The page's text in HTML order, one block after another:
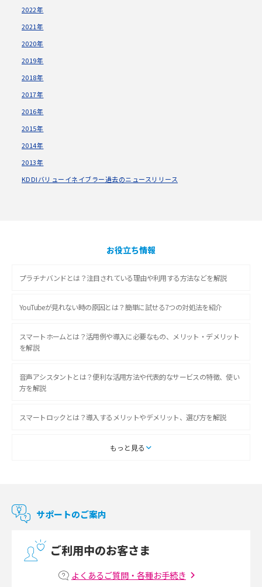
2022年
2021年
2020年
2019年
2018年
2017年
2016年
2015年
2014年
2013年
KDDIバリューイネイブラー過去のニュースリリース
お役立ち情報
プラチナバンドとは？注目されている理由や利用する方法などを解説
YouTubeが見れない時の原因とは？簡単に試せる7つの対処法を紹介
スマートホームとは？活用例や導入に必要なもの、メリット・デメリット
を解説
音声アシスタントとは？便利な活用方法や代表的なサービスの特徴、使い
方を解説
スマートロックとは？導入するメリットやデメリット、選び方を解説
スマートテレビとは？特徴や選び方、使い方をわかりやすく解説
マンションで使えるWi-Fiは？種類ごとの特徴や選び方を紹介
マンションで光回線の利用を始める手順は？設備状況の確認方法も解説
もっと見る
サポートのご案内
ご利用中のお客さま
よくあるご質問・各種お手続き